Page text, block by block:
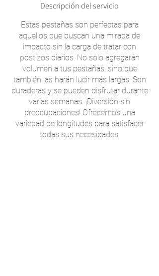
0
m
i
n
Descripción del servicio
Estas pestañas son perfectas para
aquellos que buscan una mirada de
impacto sin la carga de tratar con
postizos diarios. No solo agregarán
volumen a tus pestañas, sino que
también las harán lucir más largas. Son
duraderas y se pueden disfrutar durante
varias semanas. ¡Diversión sin
preocupaciones! Ofrecemos una
variedad de longitudes para satisfacer
todas sus necesidades.